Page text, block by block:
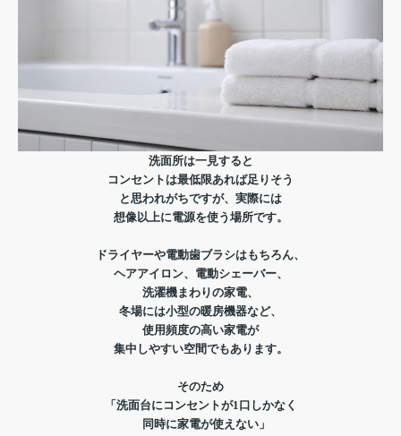
洗面所は一見すると
コンセントは最低限あれば足りそう
と思われがちですが、実際には
想像以上に電源を使う場所です。
ドライヤーや電動歯ブラシはもちろん、
ヘアアイロン、電動シェーバー、
洗濯機まわりの家電、
冬場には小型の暖房機器など、
使用頻度の高い家電が
集中しやすい空間でもあります。
そのため
「洗面台にコンセントが1口しかなく
同時に家電が使えない」